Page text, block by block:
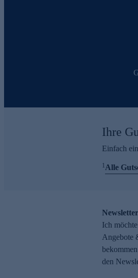
Ihre
Einfach
1Alle
Ich
Angebote
den